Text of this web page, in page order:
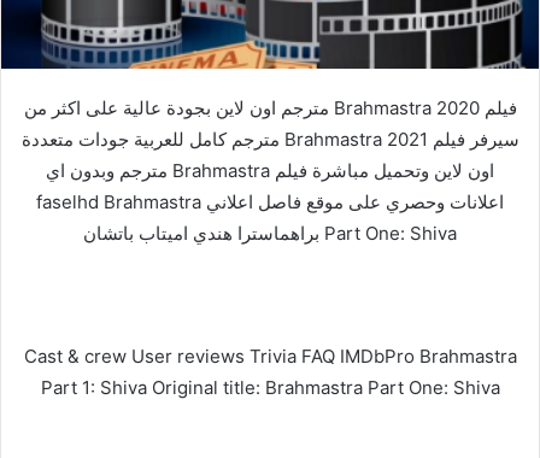
فيلم Brahmastra 2020 مترجم اون لاين بجودة عالية على اكثر من
سيرفر فيلم Brahmastra 2021 مترجم كامل للعربية جودات متعددة
اون لاين وتحميل مباشرة فيلم Brahmastra مترجم وبدون اي
اعلانات وحصري على موقع فاصل اعلاني faselhd Brahmastra
Part One: Shiva براهماسترا هندي اميتاب باتشان
Cast & crew User reviews Trivia FAQ IMDbPro Brahmastra
Part 1: Shiva Original title: Brahmastra Part One: Shiva